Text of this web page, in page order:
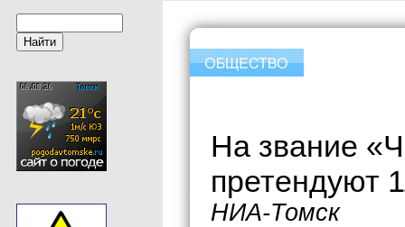
На звание
претендуют
НИА-Томск